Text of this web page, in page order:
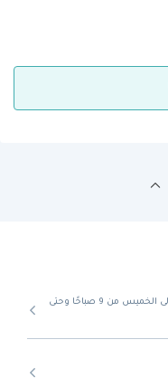
من الأحد إلى الخميس من 9 صباحًا وحتى